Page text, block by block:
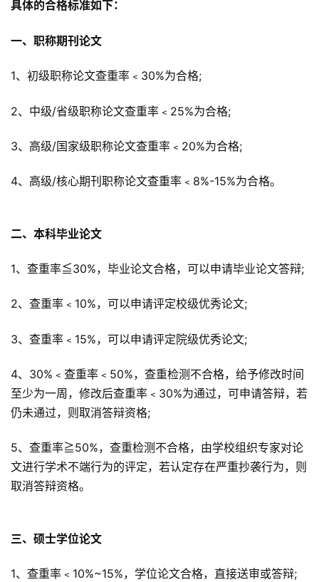
具体的合格标准如下：
一、职称期刊论文
1、初级职称论文查重率﹤30%为合格;
2、中级/省级职称论文查重率﹤25%为合格;
3、高级/国家级职称论文查重率﹤20%为合格;
4、高级/核心期刊职称论文查重率﹤8%-15%为合格。
二、本科毕业论文
1、查重率≦30%，毕业论文合格，可以申请毕业论文答辩;
2、查重率﹤10%，可以申请评定校级优秀论文;
3、查重率﹤15%，可以申请评定院级优秀论文;
4、30%﹤查重率﹤50%，查重检测不合格，给予修改时间
至少为一周，修改后查重率﹤30%为通过，可申请答辩，若
仍未通过，则取消答辩资格;
5、查重率≧50%，查重检测不合格，由学校组织专家对论
文进行学术不端行为的评定，若认定存在严重抄袭行为，则
取消答辩资格。
三、硕士学位论文
1、查重率﹤10%~15%，学位论文合格，直接送审或答辩;